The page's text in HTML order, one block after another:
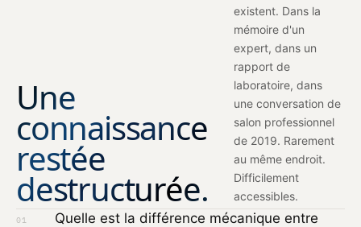
Une
connaissance
restée
destructurée.
existent. Dans la
mémoire d'un
expert, dans un
rapport de
laboratoire, dans
une conversation de
salon professionnel
de 2019. Rarement
au même endroit.
Difficilement
accessibles.
01
Quelle est la différence mécanique entre